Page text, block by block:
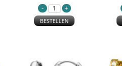
BESTELLEN